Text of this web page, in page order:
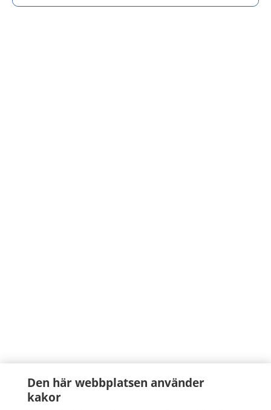
Den här webbplatsen använder
kakor